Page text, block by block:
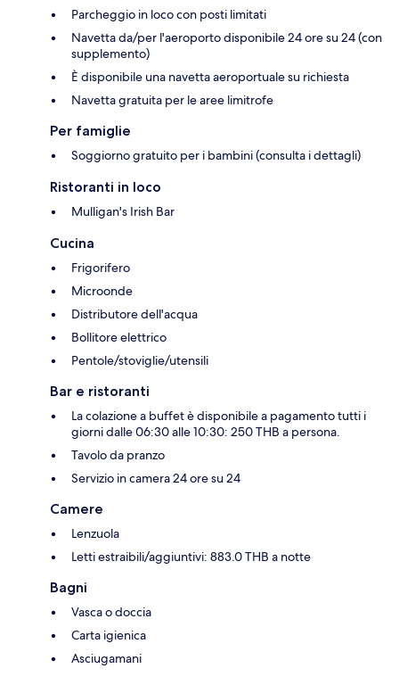
Parcheggio in loco con posti limitati
Navetta da/per l'aeroporto disponibile 24 ore su 24 (con
supplemento)
È disponibile una navetta aeroportuale su richiesta
Navetta gratuita per le aree limitrofe
Per famiglie
Soggiorno gratuito per i bambini (consulta i dettagli)
Ristoranti in loco
Mulligan's Irish Bar
Cucina
Frigorifero
Microonde
Distributore dell'acqua
Bollitore elettrico
Pentole/stoviglie/utensili
Bar e ristoranti
La colazione a buffet è disponibile a pagamento tutti i
giorni dalle 06:30 alle 10:30: 250 THB a persona.
Tavolo da pranzo
Servizio in camera 24 ore su 24
Camere
Lenzuola
Letti estraibili/aggiuntivi: 883.0 THB a notte
Bagni
Vasca o doccia
Carta igienica
Asciugamani